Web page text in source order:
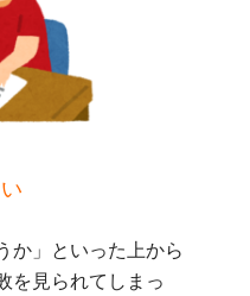
か」といった上から
を見られてしまっ